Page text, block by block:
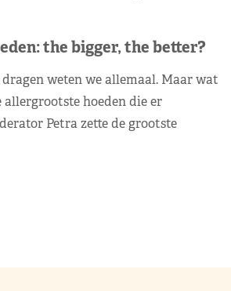
the bigger, the better?
weten we allemaal. Maar wat
hoeden die er
Petra zette de grootste